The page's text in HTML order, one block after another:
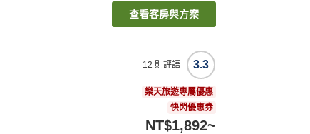
查看客房與方案
3.3
12 則評語
樂天旅遊專屬優惠
快閃優惠券
NT$1,892~